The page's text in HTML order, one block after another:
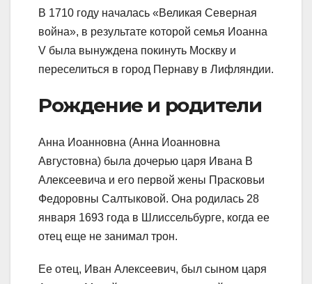
В 1710 году началась «Великая Северная
война», в результате которой семья Иоанна
V была вынуждена покинуть Москву и
переселиться в город Пернаву в Лифляндии.
Рождение и родители
Анна Иоанновна (Анна Иоанновна
Августовна) была дочерью царя Ивана В
Алексеевича и его первой жены Прасковьи
Федоровны Салтыковой. Она родилась 28
января 1693 года в Шлиссельбурге, когда ее
отец еще не занимал трон.
Ее отец, Иван Алексеевич, был сыном царя